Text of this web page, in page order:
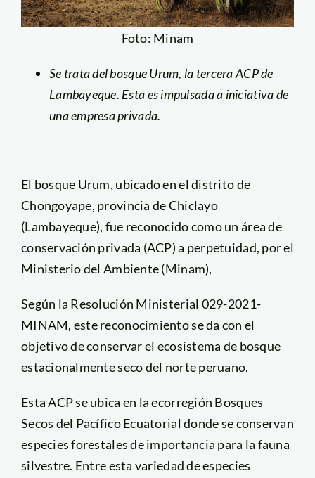
Foto: Minam
Se trata del bosque Urum, la tercera ACP de
Lambayeque. Esta es impulsada a iniciativa de
una empresa privada.
El bosque Urum, ubicado en el distrito de
Chongoyape, provincia de Chiclayo
(Lambayeque), fue reconocido como un área de
conservación privada (ACP) a perpetuidad, por el
Ministerio del Ambiente (Minam),
Según la Resolución Ministerial 029-2021-
MINAM, este reconocimiento se da con el
objetivo de conservar el ecosistema de bosque
estacionalmente seco del norte peruano.
Esta ACP se ubica en la ecorregión Bosques
Secos del Pacífico Ecuatorial donde se conservan
especies forestales de importancia para la fauna
silvestre. Entre esta variedad de especies